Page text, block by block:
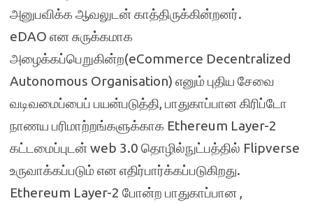
அனுபவிக்க ஆவலுடன் காத்திருக்கின்றனர்.
eDAO என சுருக்கமாக
அழைக்கப்பெறுகின்ற(eCommerce Decentralized
Autonomous Organisation) எனும் புதிய சேவை
வடிவமைப்பைப் பயன்படுத்தி, பாதுகாப்பான கிரிப்டோ
நாணய பரிமாற்றங்களுக்காக Ethereum Layer-2
கட்டமைப்புடன் web 3.0 தொழில்நுட்பத்தில் Flipverse
உருவாக்கப்படும் என எதிர்பார்க்கப்படுகிறது.
Ethereum Layer-2 போன்ற பாதுகாப்பான ,